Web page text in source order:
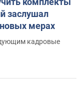
заслушал
мерах
кадровые